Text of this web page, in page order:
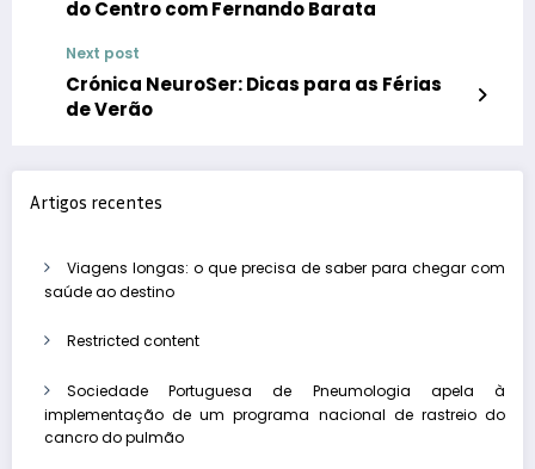
do Centro com Fernando Barata
Next post
Crónica NeuroSer: Dicas para as Férias
de Verão
Artigos recentes
Viagens longas: o que precisa de saber para chegar com
saúde ao destino
Restricted content
Sociedade Portuguesa de Pneumologia apela à
implementação de um programa nacional de rastreio do
cancro do pulmão